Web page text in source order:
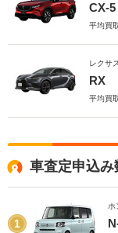
CX-5
平均買
レクサ
RX
平均買
車査定申込
1
ホ